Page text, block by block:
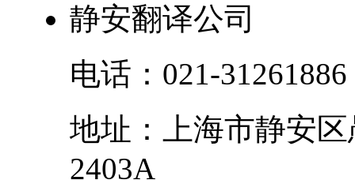
静安翻译公司
电话： 021-31261886
地址：
上海市静安区
2403A